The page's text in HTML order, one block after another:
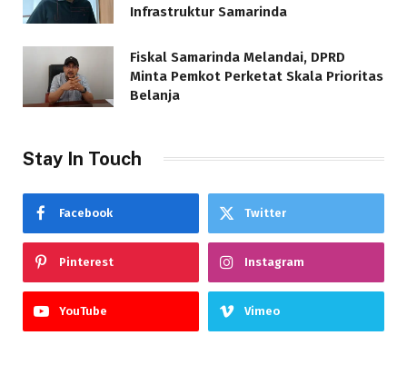
Infrastruktur Samarinda
Fiskal Samarinda Melandai, DPRD
Minta Pemkot Perketat Skala Prioritas
Belanja
Stay In Touch
Facebook Twitter
Pinterest Instagram
YouTube Vimeo